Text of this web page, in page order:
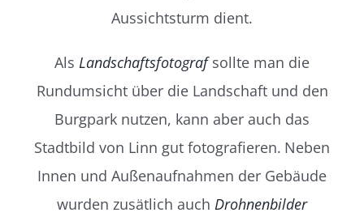
Aussichtsturm dient.
Als Landschaftsfotografsollte man die
Rundumsicht über die Landschaft und den
Burgpark nutzen, kann aber auch das
Stadtbild von Linn gut fotografieren. Neben
Innen und Außenaufnahmen der Gebäude
wurden zusätlich auch Drohnenbilder